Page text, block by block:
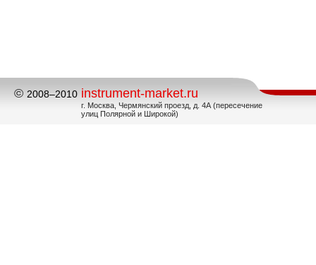
© 2008–2010 instrument-market.ru
г. Москва, Чермянский проезд, д. 4А (пересечение
улиц Полярной и Широкой)